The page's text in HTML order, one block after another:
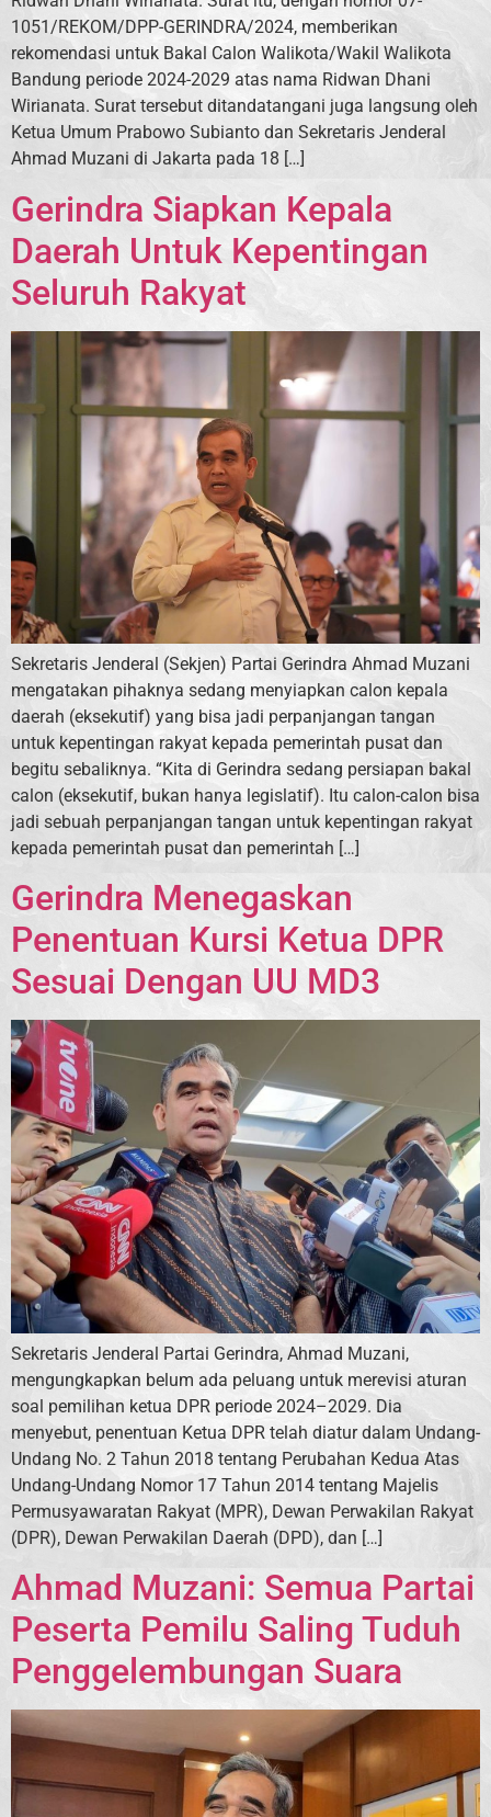
1051/REKOM/DPP-GERINDRA/2024, memberikan
rekomendasi untuk Bakal Calon Walikota/Wakil Walikota
Bandung periode 2024-2029 atas nama Ridwan Dhani
Wirianata. Surat tersebut ditandatangani juga langsung oleh
Ketua Umum Prabowo Subianto dan Sekretaris Jenderal
Ahmad Muzani di Jakarta pada 18 […]
Gerindra Siapkan Kepala
Daerah Untuk Kepentingan
Seluruh Rakyat
Sekretaris Jenderal (Sekjen) Partai Gerindra Ahmad Muzani
mengatakan pihaknya sedang menyiapkan calon kepala
daerah (eksekutif) yang bisa jadi perpanjangan tangan
untuk kepentingan rakyat kepada pemerintah pusat dan
begitu sebaliknya. “Kita di Gerindra sedang persiapan bakal
calon (eksekutif, bukan hanya legislatif). Itu calon-calon bisa
jadi sebuah perpanjangan tangan untuk kepentingan rakyat
kepada pemerintah pusat dan pemerintah […]
Gerindra Menegaskan
Penentuan Kursi Ketua DPR
Sesuai Dengan UU MD3
Sekretaris Jenderal Partai Gerindra, Ahmad Muzani,
mengungkapkan belum ada peluang untuk merevisi aturan
soal pemilihan ketua DPR periode 2024–2029. Dia
menyebut, penentuan Ketua DPR telah diatur dalam Undang-
Undang No. 2 Tahun 2018 tentang Perubahan Kedua Atas
Undang-Undang Nomor 17 Tahun 2014 tentang Majelis
Permusyawaratan Rakyat (MPR), Dewan Perwakilan Rakyat
(DPR), Dewan Perwakilan Daerah (DPD), dan […]
Ahmad Muzani: Semua Partai
Peserta Pemilu Saling Tuduh
Penggelembungan Suara